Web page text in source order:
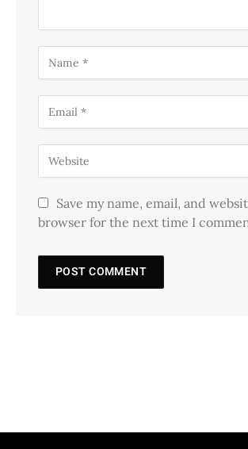
Save my name, email, and
browser for the next time I